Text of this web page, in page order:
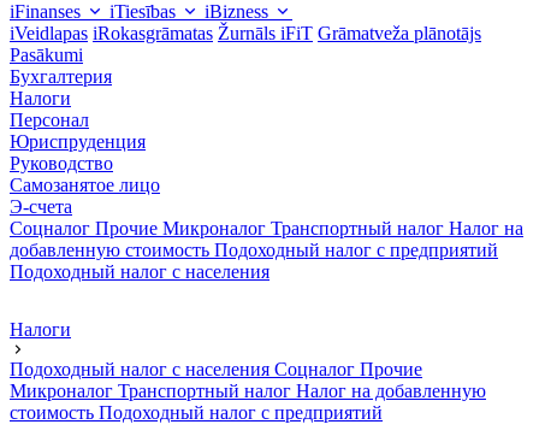
iFinanses iTiesības
iBizness
iVeidlapas iRokasgrāmatas Žurnāls iFiT Grāmatveža plānotājs
Pasākumi
Бухгалтерия
Налоги
Персонал
Юриспруденция
Руководство
Самозанятое лицо
Э-счета
Соцналог Прочие Микроналог Транспортный налог Налог на
добавленную стоимость Подоходный налог с предприятий
Подоходный налог с населения
Налоги
Подоходный налог с населения Соцналог Прочие
Микроналог Транспортный налог Налог на добавленную
стоимость Подоходный налог с предприятий